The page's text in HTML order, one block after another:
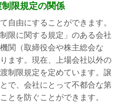
限規定の関係
自由にすることができます。
限に関する規定」のある会社
関（取締役会や株主総会な
ます。現在、上場会社以外の
制限規定を定めています。譲
で、会社にとって不都合な第
とを防ぐことができます。